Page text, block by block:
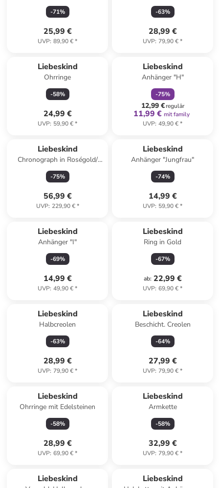
-71%
25,99 €
UVP: 89,90 €*
-63%
28,99 €
UVP: 79,90 €*
Liebeskind
Ohrringe
-58%
24,99 €
UVP: 59,90 €*
Liebeskind
Anhänger "H"
-75%
12,99 €regulär
11,99 € mit family
UVP: 49,90 €*
Liebeskind
Chronograph in Roségold/
Schwarz
-75%
56,99 €
UVP: 229,90 €*
Liebeskind
Anhänger "Jungfrau"
-74%
14,99 €
UVP: 59,90 €*
Liebeskind
Anhänger "I"
-69%
14,99 €
UVP: 49,90 €*
Liebeskind
Ring in Gold
-67%
ab: 22,99 €
UVP: 69,90 €*
Liebeskind
Halbcreolen
-63%
28,99 €
UVP: 79,90 €*
Liebeskind
Beschicht. Creolen
-64%
27,99 €
UVP: 79,90 €*
Liebeskind
Ohrringe mit Edelsteinen
-58%
28,99 €
UVP: 69,90 €*
Liebeskind
Armkette
-58%
32,99 €
UVP: 79,90 €*
Liebeskind Liebeskind